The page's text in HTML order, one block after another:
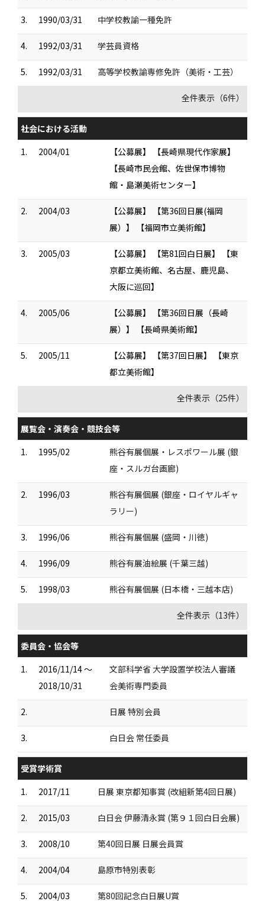
3. 1990/03/31 中学校教諭一種免許
4. 1992/03/31 学芸員資格
5. 1992/03/31 高等学校教諭専修免許（美術・工芸）
全件表示（6件）
社会における活動
1.
2004/01
【公募展】 【長崎県現代作家展】
【長崎市民会館、佐世保市博物
館・島瀬美術センター】
2. 2004/03
【公募展】 【第36回日展(福岡
展）】 【福岡市立美術館】
3. 2005/03
【公募展】 【第81回白日展】 【東
京都立美術館、名古屋、鹿児島、
大阪に巡回】
4. 2005/06
【公募展】 【第36回日展（長崎
展）】 【長崎県美術館】
5. 2005/11
【公募展】 【第37回日展】 【東京
都立美術館】
全件表示（25件）
展覧会・演奏会・競技会等
1.
1995/02
熊谷有展個展・レスポワール展 (銀
座・スルガ台画廊)
2. 1996/03
熊谷有展個展 (銀座・ロイヤルギャ
ラリー)
3. 1996/06 熊谷有展個展 (盛岡・川徳)
4. 1996/09 熊谷有展油絵展 (千葉三越)
5. 1998/03 熊谷有展個展 (日本橋・三越本店)
全件表示（13件）
委員会・協会等
1.
2016/11/14 ～
2018/10/31
文部科学省 大学設置学校法人審議
会美術専門委員
2. 日展 特別会員
3. 白日会 常任委員
受賞学術賞
1.
2017/11 日展 東京都知事賞 (改組新第4回日展)
2. 2015/03 白日会 伊藤清永賞 (第９１回白日会展)
3. 2008/10 第40回日展 日展会員賞
4. 2004/04 島原市特別表彰
5. 2004/03 第80回記念白日展U賞